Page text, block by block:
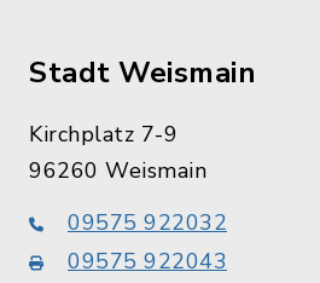
Stadt Weismain
Kirchplatz 7-9
96260 Weismain
09575 922032
09575 922043